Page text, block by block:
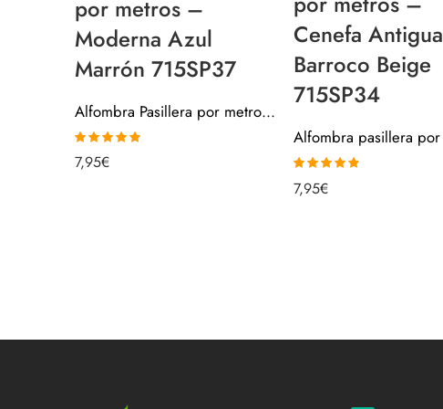
por metros –
Moderna Azul
Marrón 715SP37
Alfombra Pasillera por metros – Moderna Azul Marrón 715SP37
Valorado con
4.85de 5
7,95€
Cenefa Antigua
Barroco Beige
715SP34
Valorado
con4.80
7,95€